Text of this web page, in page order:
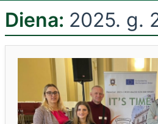
Diena: 2025. g.